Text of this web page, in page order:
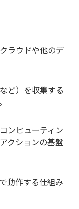
ラウドや他のデ
ど）を収集する
ンピューティン
クションの基盤
動作する仕組み